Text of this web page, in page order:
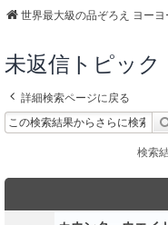
世界最大級の品ぞろえ ヨーヨ
未返信トピック
詳細検索ページに戻る
検索